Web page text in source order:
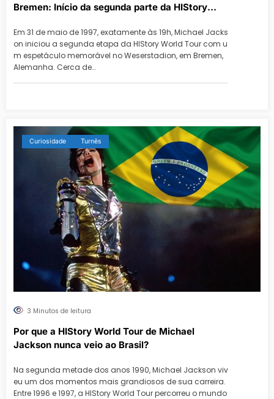
Bremen: Início da segunda parte da HIStory
Em 31 de maio de 1997, exatamente às 19h, Michael Jacks
on iniciou a segunda etapa da HIStory World Tour com u
m espetáculo memorável no Weserstadion, em Bremen,
Alemanha. Cerca de…
Curiosidade Turnês
3 Minutos de leitura
Por que a HIStory World Tour de Michael
Jackson nunca veio ao Brasil?
Na segunda metade dos anos 1990, Michael Jackson viv
eu um dos momentos mais grandiosos de sua carreira.
Entre 1996 e 1997, a HIStory World Tour percorreu o mundo